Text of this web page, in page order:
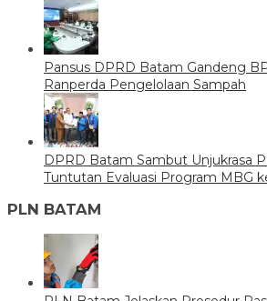
Pansus DPRD Batam Gandeng
Ranperda Pengelolaan Sampah
DPRD Batam Sambut Unjukrasa
Tuntutan Evaluasi Program MBG
PLN BATAM